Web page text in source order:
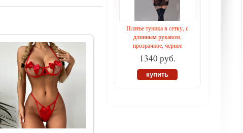
Платье туника в сетку, с
длинным рукавом,
прозрачное, черное
1340 руб.
купить